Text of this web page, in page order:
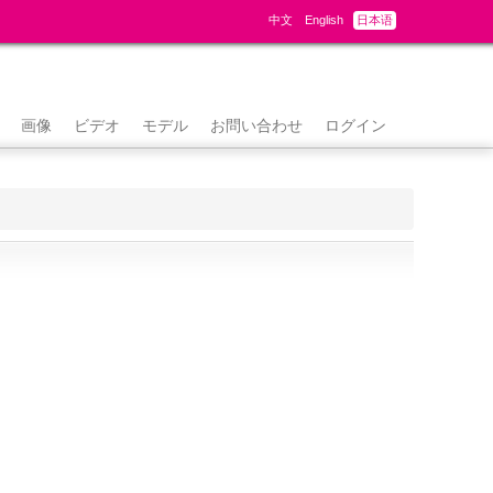
中文 English 日本语
画像 ビデオ モデル お問い合わせ ログイン